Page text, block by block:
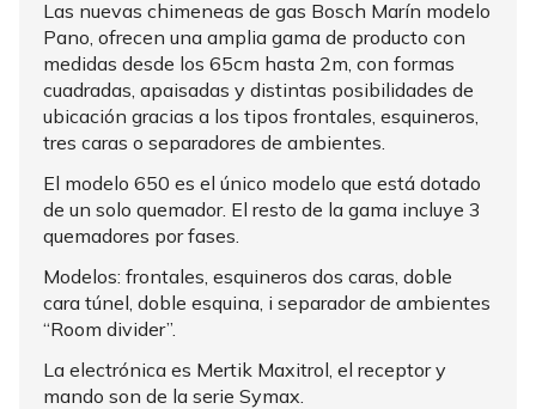
Las nuevas chimeneas de gas Bosch Marín modelo
Pano, ofrecen una amplia gama de producto con
medidas desde los 65cm hasta 2m, con formas
cuadradas, apaisadas y distintas posibilidades de
ubicación gracias a los tipos frontales, esquineros,
tres caras o separadores de ambientes.
El modelo 650 es el único modelo que está dotado
de un solo quemador. El resto de la gama incluye 3
quemadores por fases.
Modelos: frontales, esquineros dos caras, doble
cara túnel, doble esquina, i separador de ambientes
“Room divider”.
La electrónica es Mertik Maxitrol, el receptor y
mando son de la serie Symax.